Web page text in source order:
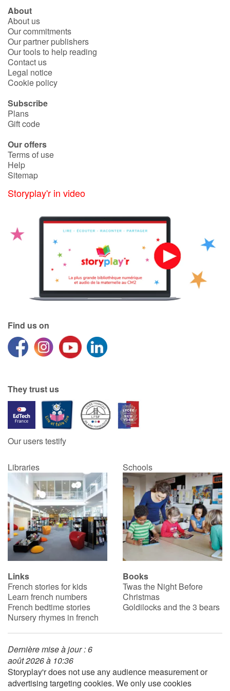
About
About us
Our commitments
Our partner publishers
Our tools to help reading
Contact us
Legal notice
Cookie policy
Subscribe
Plans
Gift code
Our offers
Terms of use
Help
Sitemap
Storyplay'r in video
Find us on
They trust us
Our users testify
Libraries Schools
Links
French stories for kids
Learn french numbers
French bedtime stories
Nursery rhymes in french
Books
Twas the Night Before
Christmas
Goldilocks and the 3 bears
Dernière mise à jour : 6
août 2026 à 10:36
Storyplay'r does not use any audience measurement or
advertising targeting cookies. We only use cookies